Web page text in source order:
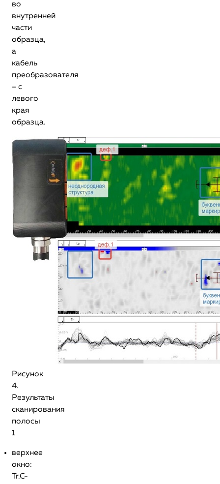
во
внутренней
части
образца,
а
кабель
преобразователя
– с
левого
края
образца.
Рисунок
4.
Результаты
сканирования
полосы
1
верхнее
окно:
Tr.С-